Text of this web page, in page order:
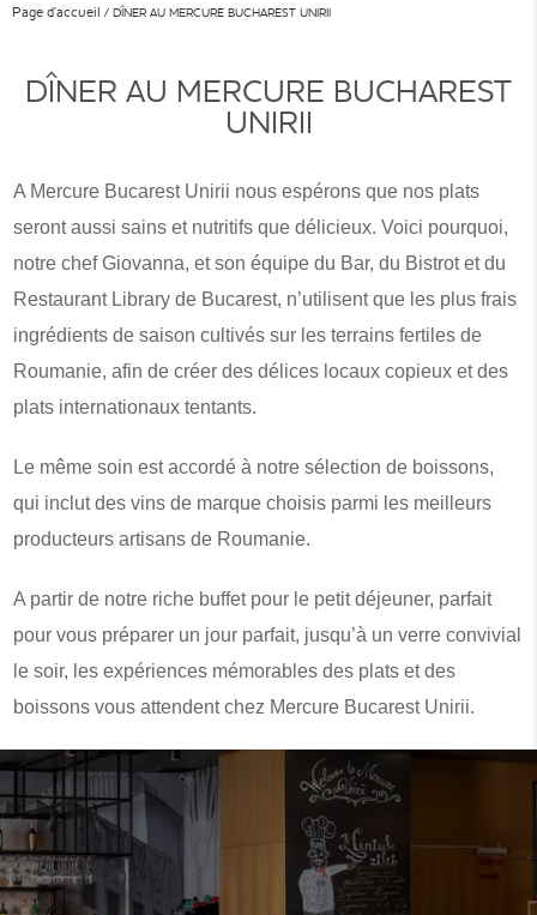
Page d'accueil DÎNER AU MERCURE BUCHAREST UNIRII
DÎNER AU MERCURE BUCHAREST
UNIRII
A Mercure Bucarest Unirii nous espérons que nos plats
seront aussi sains et nutritifs que délicieux. Voici pourquoi,
notre chef Giovanna, et son équipe du Bar, du Bistrot et du
Restaurant Library de Bucarest, n’utilisent que les plus frais
ingrédients de saison cultivés sur les terrains fertiles de
Roumanie, afin de créer des délices locaux copieux et des
plats internationaux tentants.
Le même soin est accordé à notre sélection de boissons,
qui inclut des vins de marque choisis parmi les meilleurs
producteurs artisans de Roumanie.
A partir de notre riche buffet pour le petit déjeuner, parfait
pour vous préparer un jour parfait, jusqu’à un verre convivial
le soir, les expériences mémorables des plats et des
boissons vous attendent chez Mercure Bucarest Unirii.